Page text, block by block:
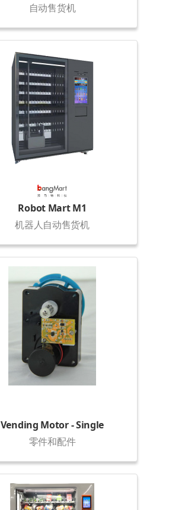
自动售货机
Robot Mart M1
机器人自动售货机
Vending Motor - Single
零件和配件